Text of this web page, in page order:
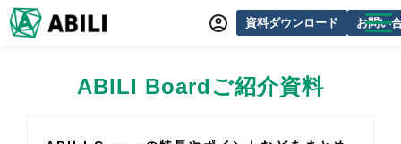
資料ダウンロード お問い
サービス一覧
ABILI Boardご紹介資料